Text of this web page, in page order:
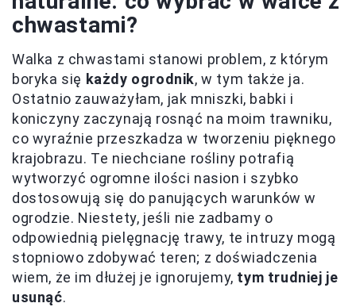
chwastami?
Walka z chwastami stanowi problem, z którym
boryka się każdy ogrodnik, w tym także ja.
Ostatnio zauważyłam, jak mniszki, babki i
koniczyny zaczynają rosnąć na moim trawniku,
co wyraźnie przeszkadza w tworzeniu pięknego
krajobrazu. Te niechciane rośliny potrafią
wytworzyć ogromne ilości nasion i szybko
dostosowują się do panujących warunków w
ogrodzie. Niestety, jeśli nie zadbamy o
odpowiednią pielęgnację trawy, te intruzy mogą
stopniowo zdobywać teren; z doświadczenia
wiem, że im dłużej je ignorujemy, tym trudniej je
usunąć.